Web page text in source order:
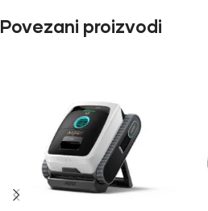
Povezani proizvodi